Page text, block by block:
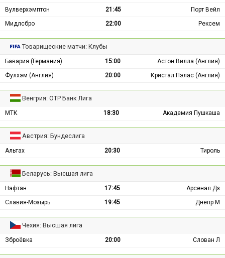
Вулверхэмптон
21:45
Порт Вейл
Мидлсбро
22:00 Рексем
Товарищеские матчи: Клубы
Бавария (Германия) 15:00
Астон Вилла (Англия)
Фулхэм (Англия)
20:00 Кристал Пэлас (Англия)
Венгрия: ОТР Банк Лига
МТК 18:30 Академия Пушкаша
Австрия: Бундеслига
Альтах 20:30 Тироль
Беларусь: Высшая лига
Нафтан 17:45
Арсенал Дз
Славия-Мозырь
19:45 Днепр М
Чехия: Высшая лига
Зброёвка 20:00 Слован Л